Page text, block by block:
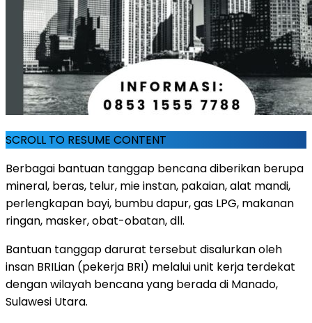
SCROLL TO RESUME CONTENT
Berbagai bantuan tanggap bencana diberikan berupa
mineral, beras, telur, mie instan, pakaian, alat mandi,
perlengkapan bayi, bumbu dapur, gas LPG, makanan
ringan, masker, obat-obatan, dll.
Bantuan tanggap darurat tersebut disalurkan oleh
insan BRILian (pekerja BRI) melalui unit kerja terdekat
dengan wilayah bencana yang berada di Manado,
Sulawesi Utara.